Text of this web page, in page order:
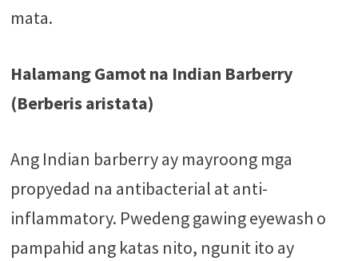
mata.
Halamang Gamot na Indian Barberry
(Berberis aristata)
Ang Indian barberry ay mayroong mga
propyedad na antibacterial at anti-
inflammatory. Pwedeng gawing eyewash o
pampahid ang katas nito, ngunit ito ay